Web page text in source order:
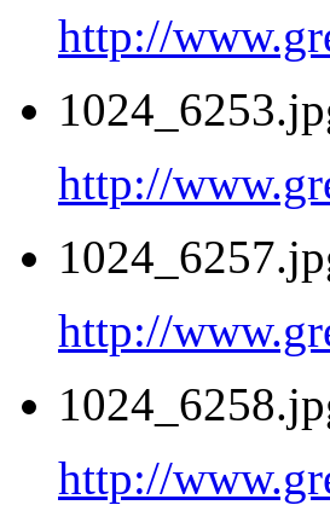
http://
http://
http://
http://